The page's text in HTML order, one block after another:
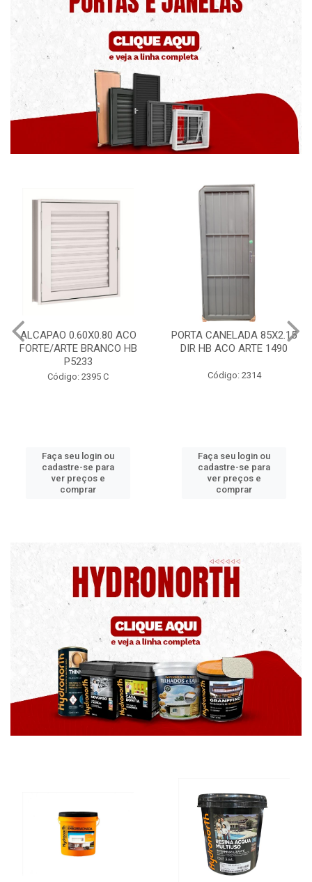
PORTA CANELADA 85X2.15
DIR HB ACO ARTE 1490
Código: 2314
Faça seu login ou
cadastre-se para
ver preços e
comprar
PORTA LAMINADA
DIR POP/MIX HB
Código: 2340
Faça seu login ou
cadastre-se para
ver preços e
comprar